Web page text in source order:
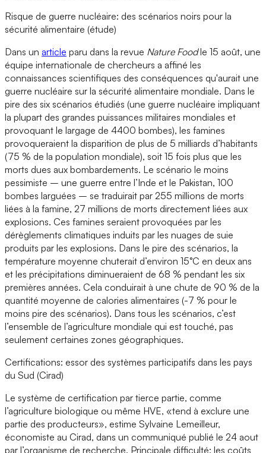
Risque de guerre nucléaire: des scénarios noirs pour la
sécurité alimentaire (étude)
Dans un article paru dans la revue Nature Foodle 15 août, une
équipe internationale de chercheurs a affiné les
connaissances scientifiques des conséquences qu'aurait une
guerre nucléaire sur la sécurité alimentaire mondiale. Dans le
pire des six scénarios étudiés (une guerre nucléaire impliquant
la plupart des grandes puissances militaires mondiales et
provoquant le largage de 4400 bombes), les famines
provoqueraient la disparition de plus de 5 milliards d’habitants
(75 % de la population mondiale), soit 15 fois plus que les
morts dues aux bombardements. Le scénario le moins
pessimiste – une guerre entre l’Inde et le Pakistan, 100
bombes larguées – se traduirait par 255 millions de morts
liées à la famine, 27 millions de morts directement liées aux
explosions. Ces famines seraient provoquées par les
dérèglements climatiques induits par les nuages de suie
produits par les explosions. Dans le pire des scénarios, la
température moyenne chuterait d’environ 15°C en deux ans
et les précipitations diminueraient de 68 % pendant les six
premières années. Cela conduirait à une chute de 90 % de la
quantité moyenne de calories alimentaires (-7 % pour le
moins pire des scénarios). Dans tous les scénarios, c’est
l’ensemble de l’agriculture mondiale qui est touché, pas
seulement certaines zones géographiques.
Certifications: essor des systèmes participatifs dans les pays
du Sud (Cirad)
Le système de certification par tierce partie, comme
l’agriculture biologique ou même HVE, «tend à exclure une
partie des producteurs», estime Sylvaine Lemeilleur,
économiste au Cirad, dans un communiqué publié le 24 aout
par l’organisme de recherche. Principale difficulté: les coûts